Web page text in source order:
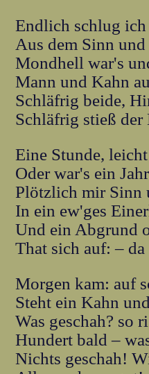
Endlich schlug
Aus dem Sinn
Mondhell war's
Mann und Kahn
Schläfrig beide,
Schläfrig stieß
Eine Stunde,
Oder war's ein
Plötzlich mir Sinn
In ein ew'ges
Und ein Abgrund
That sich auf: –
Morgen kam: auf
Steht ein Kahn
Was geschah? so
Hundert bald –
Nichts geschah!